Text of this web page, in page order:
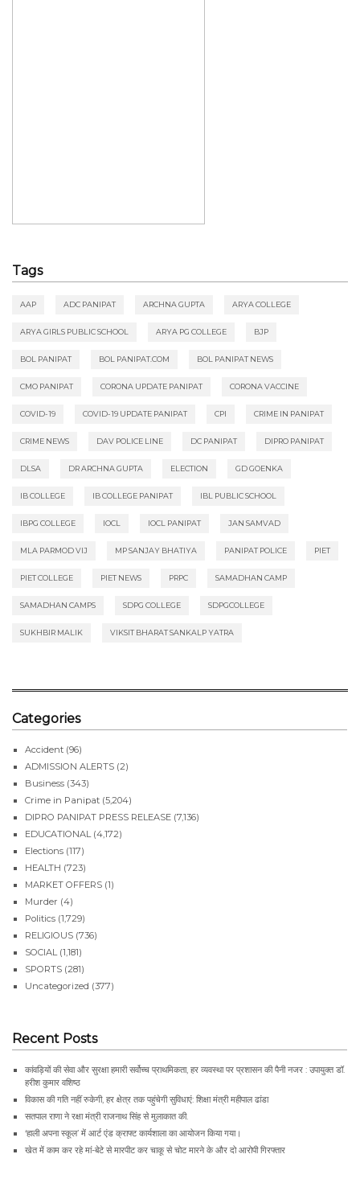
Tags
AAP ADC PANIPAT ARCHNA GUPTA ARYA COLLEGE
ARYA GIRLS PUBLIC SCHOOL ARYA PG COLLEGE BJP
BOL PANIPAT BOL PANIPAT.COM BOL PANIPAT NEWS
CMO PANIPAT CORONA UPDATE PANIPAT CORONA VACCINE
COVID-19 COVID-19 UPDATE PANIPAT CPI CRIME IN PANIPAT
CRIME NEWS DAV POLICE LINE DC PANIPAT DIPRO PANIPAT
DLSA DR ARCHNA GUPTA ELECTION GD GOENKA
IB COLLEGE IB COLLEGE PANIPAT IBL PUBLIC SCHOOL
IBPG COLLEGE IOCL IOCL PANIPAT JAN SAMVAD
MLA PARMOD VIJ MP SANJAY BHATIYA PANIPAT POLICE PIET
PIET COLLEGE PIET NEWS PRPC SAMADHAN CAMP
SAMADHAN CAMPS SDPG COLLEGE SDPGCOLLEGE
SUKHBIR MALIK VIKSIT BHARAT SANKALP YATRA
Categories
Accident (96)
ADMISSION ALERTS (2)
Business (343)
Crime in Panipat (5,204)
DIPRO PANIPAT PRESS RELEASE (7,136)
EDUCATIONAL (4,172)
Elections (117)
HEALTH (723)
MARKET OFFERS (1)
Murder (4)
Politics (1,729)
RELIGIOUS (736)
SOCIAL (1,181)
SPORTS (281)
Uncategorized (377)
Recent Posts
कांवड़ियों की सेवा और सुरक्षा हमारी सर्वोच्च प्राथमिकता, हर व्यवस्था पर प्रशासन की पैनी नजर : उपायुक्त डॉ.
हरीश कुमार वशिष्ठ
विकास की गति नहीं रुकेगी, हर क्षेत्र तक पहुंचेगी सुविधाएं: शिक्षा मंत्री महीपाल ढांडा
सतपाल राणा ने रक्षा मंत्री राजनाथ सिंह से मुलाकात की.
‘हाली अपना स्कूल’ में आर्ट एंड क्राफ्ट कार्यशाला का आयोजन किया गया।
खेत में काम कर रहे मां-बेटे से मारपीट कर चाकू से चोट मारने के और दो आरोपी गिरफ्तार